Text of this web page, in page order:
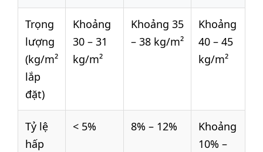
Trọng
lượng
(kg/m²
lắp
đặt)
Khoảng
30 – 31
kg/m²
Khoảng 35
– 38 kg/m²
Khoảng
40 – 45
kg/m²
Tỷ lệ
hấp
< 5% 8% – 12%
Khoảng
10% –